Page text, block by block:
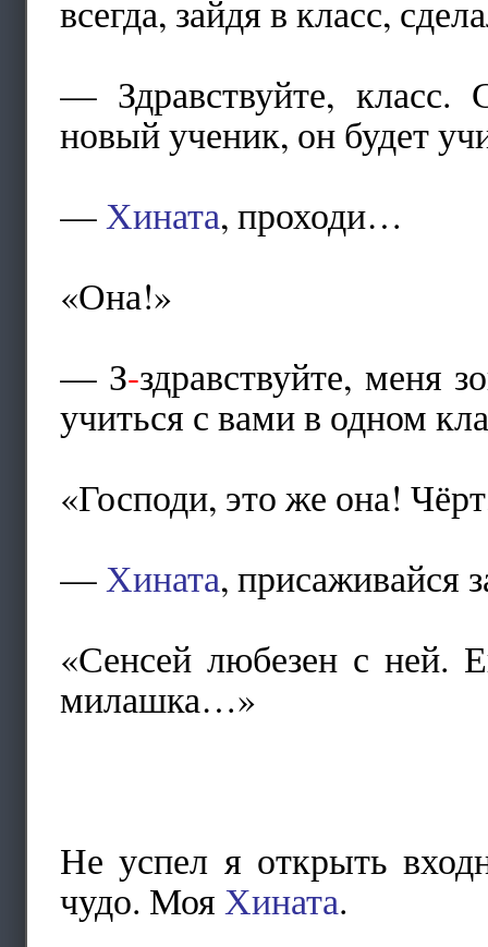
всегда, зайдя в класс,
— Здравствуйте, класс.
новый ученик, он будет
—Хината, проходи…
«Она!»
— З-здравствуйте, меня
учиться с вами в одном
«Господи, это же она!
—Хината, присаживайся
«Сенсей любезен с ней.
милашка…»
Не успел я открыть
чудо. МояХината.